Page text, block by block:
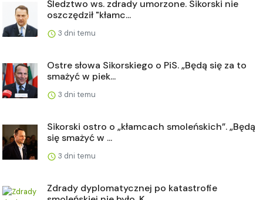
Śledztwo ws. zdrady umorzone. Sikorski nie
oszczędził "kłamc...
3 dni temu
Ostre słowa Sikorskiego o PiS. „Będą się za to
smażyć w piek...
3 dni temu
Sikorski ostro o „kłamcach smoleńskich”. „Będą
się smażyć w ...
3 dni temu
Zdrady dyplomatycznej po katastrofie